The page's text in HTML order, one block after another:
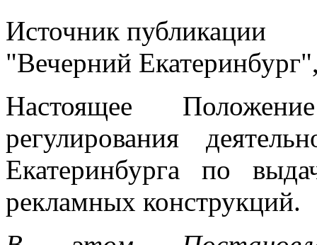
Источник публикации
"Вечерний
Настоящее
регулирования
Екатеринбурга по
рекламных конструкций.